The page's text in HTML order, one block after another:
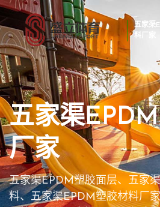
五家渠
料厂家
五家渠
厂家
五家渠EPDM塑胶面层、五家
料、五家渠EPDM塑胶材料厂